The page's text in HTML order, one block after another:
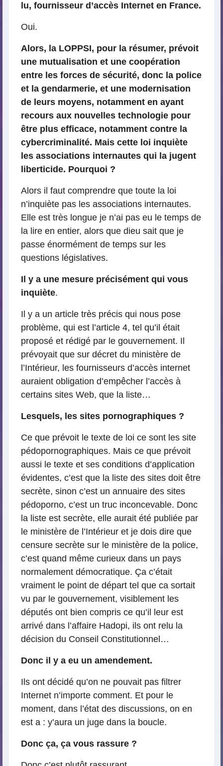
lu, fournisseur d’accès Internet en France.
Oui.
Alors, la LOPPSI, pour la résumer, prévoit
une mutualisation et une coopération
entre les forces de sécurité, donc la police
et la gendarmerie, et une modernisation
de leurs moyens, notamment en ayant
recours aux nouvelles technologie pour
être plus efficace, notamment contre la
cybercriminalité. Mais cette loi inquiète
les associations internautes qui la jugent
liberticide. Pourquoi ?
Alors il faut comprendre que toute la loi
n’inquiète pas les associations internautes.
Elle est très longue je n’ai pas eu le temps de
la lire en entier, alors que dieu sait que je
passe énormément de temps sur les
questions législatives.
Il y a une mesure précisément qui vous
inquiète.
Il y a un article très précis qui nous pose
problème, qui est l’article 4, tel qu’il était
proposé et rédigé par le gouvernement. Il
prévoyait que sur décret du ministère de
l’Intérieur, les fournisseurs d’accès internet
auraient obligation d’empêcher l’accès à
certains sites Web, que la liste…
Lesquels, les sites pornographiques ?
Ce que prévoit le texte de loi ce sont les site
pédopornographiques. Mais ce que prévoit
aussi le texte et ses conditions d’application
évidentes, c’est que la liste des sites doit être
secrète, sinon c’est un annuaire des sites
pédoporno, c’est un truc inconcevable. Donc
la liste est secrète, elle aurait été publiée par
le ministère de l’Intérieur et je dois dire que
censure secrète sur le ministère de la police,
c’est quand même curieux dans un pays
normalement démocratique. Ça c’était
vraiment le point de départ tel que ca sortait
vu par le gouvernement, visiblement les
députés ont bien compris ce qu’il leur est
arrivé dans l’affaire Hadopi, ils ont relu la
décision du Conseil Constitutionnel…
Donc il y a eu un amendement.
Ils ont décidé qu’on ne pouvait pas filtrer
Internet n’importe comment. Et pour le
moment, dans l’état des discussions, on en
est a : y’aura un juge dans la boucle.
Donc ça, ça vous rassure ?